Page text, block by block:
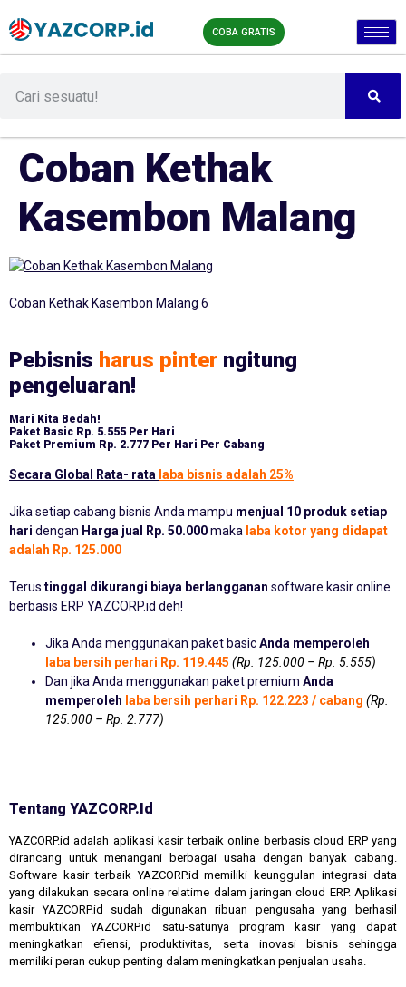
COBA GRATIS
Coban Kethak
Kasembon Malang
Coban Kethak Kasembon Malang 6
Pebisnis harus pinter ngitung
pengeluaran!
Mari Kita Bedah!
Paket Basic Rp. 5.555 Per Hari
Paket Premium Rp. 2.777 Per Hari Per Cabang
Secara Global Rata- rata laba bisnis adalah 25%
Jika setiap cabang bisnis Anda mampu menjual 10 produk setiap
hari dengan Harga jual Rp. 50.000maka laba kotor yang didapat
adalah Rp. 125.000
Terus tinggal dikurangi biaya berlangganan software kasir online
berbasis ERP YAZCORP.id deh!
Jika Anda menggunakan paket basicAnda memperoleh
laba bersih perhari Rp. 119.445 (Rp. 125.000 – Rp. 5.555)
Dan jika Anda menggunakan paket premium Anda
memperoleh laba bersih perhari Rp. 122.223 / cabang (Rp.
125.000 – Rp. 2.777)
Tentang YAZCORP.id
YAZCORP.id adalah aplikasi kasir terbaik online berbasis cloud ERP yang
dirancang untuk menangani berbagai usaha dengan banyak cabang.
Software kasir terbaik YAZCORP.id memiliki keunggulan integrasi data
yang dilakukan secara online relatime dalam jaringan cloud ERP. Aplikasi
kasir YAZCORP.id sudah digunakan ribuan pengusaha yang berhasil
membuktikan YAZCORP.id satu-satunya program kasir yang dapat
meningkatkan efiensi, produktivitas, serta inovasi bisnis sehingga
memiliki peran cukup penting dalam meningkatkan penjualan usaha.